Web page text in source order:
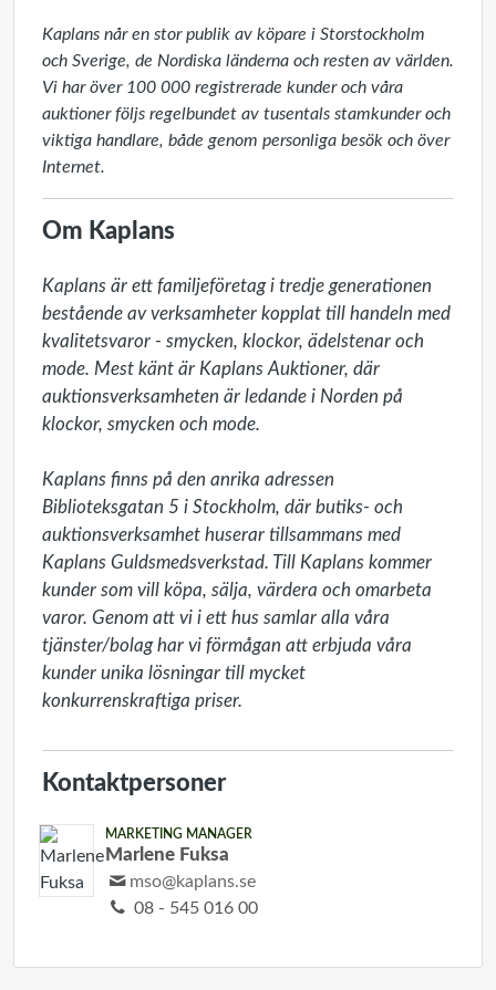
Kaplans når en stor publik av köpare i Storstockholm
och Sverige, de Nordiska länderna och resten av världen.
Vi har över 100 000 registrerade kunder och våra
auktioner följs regelbundet av tusentals stamkunder och
viktiga handlare, både genom personliga besök och över
Internet.
Om Kaplans
Kaplans är ett familjeföretag i tredje generationen
bestående av verksamheter kopplat till handeln med
kvalitetsvaror - smycken, klockor, ädelstenar och
mode. Mest känt är Kaplans Auktioner, där
auktionsverksamheten är ledande i Norden på
klockor, smycken och mode.
Kaplans finns på den anrika adressen
Biblioteksgatan 5 i Stockholm, där butiks- och
auktionsverksamhet huserar tillsammans med
Kaplans Guldsmedsverkstad. Till Kaplans kommer
kunder som vill köpa, sälja, värdera och omarbeta
varor. Genom att vi i ett hus samlar alla våra
tjänster/bolag har vi förmågan att erbjuda våra
kunder unika lösningar till mycket
konkurrenskraftiga priser.
Kontaktpersoner
MARKETING MANAGER
Marlene Fuksa
mso@kaplans.se
08 - 545 016 00